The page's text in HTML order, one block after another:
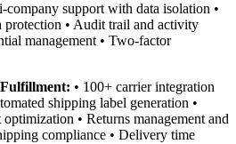
company support with data isolation •
protection • Audit trail and activity
management • Two-factor
• 100+ carrier integration
shipping label generation •
• Returns management and
compliance • Delivery time